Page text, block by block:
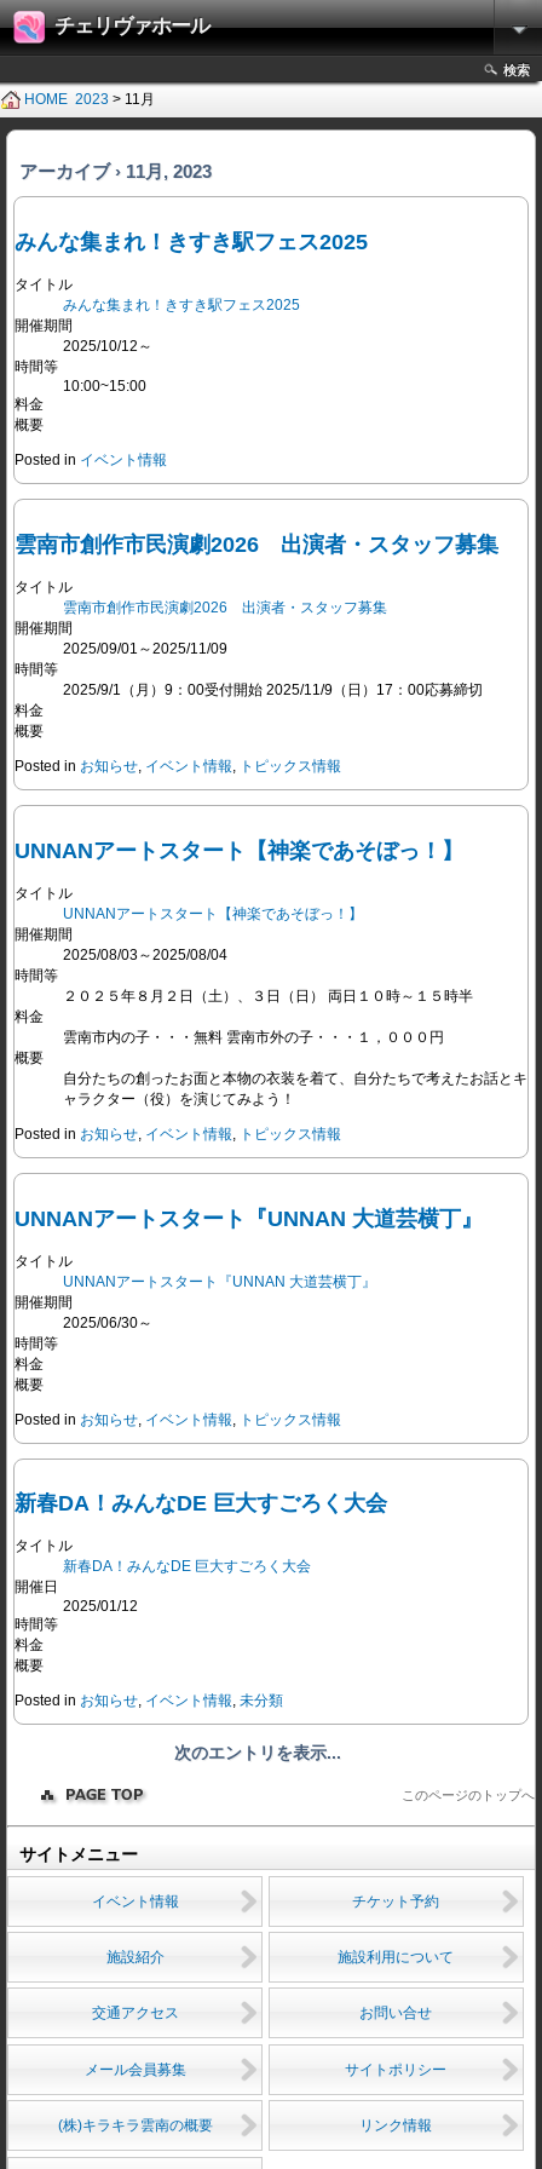
チェリヴァホール
検索
HOME 2023 > 11月
アーカイブ › 11月, 2023
みんな集まれ！きすき駅フェス2025
タイトル
みんな集まれ！きすき駅フェス2025
開催期間
2025/10/12～
時間等
10:00~15:00
料金
概要
Posted in イベント情報
雲南市創作市民演劇2026 出演者・スタッフ募集
タイトル
雲南市創作市民演劇2026 出演者・スタッフ募集
開催期間
2025/09/01～2025/11/09
時間等
2025/9/1（月）9：00受付開始 2025/11/9（日）17：00応募締切
料金
概要
Posted in お知らせ イベント情報 トピックス情報
UNNANアートスタート【神楽であそぼっ！】
タイトル
UNNANアートスタート【神楽であそぼっ！】
開催期間
2025/08/03～2025/08/04
時間等
２０２５年８月２日（土）、３日（日） 両日１０時～１５時半
料金
雲南市内の子・・・無料 雲南市外の子・・・１，０００円
概要
自分たちの創ったお面と本物の衣装を着て、自分たちで考えたお話とキ
ャラクター（役）を演じてみよう！
Posted in お知らせ イベント情報 トピックス情報
UNNANアートスタート『UNNAN 大道芸横丁』
タイトル
UNNANアートスタート『UNNAN 大道芸横丁』
開催期間
2025/06/30～
時間等
料金
概要
Posted in お知らせ イベント情報 トピックス情報
新春DA！みんなDE 巨大すごろく大会
タイトル
新春DA！みんなDE 巨大すごろく大会
開催日
2025/01/12
時間等
料金
概要
Posted in お知らせ, イベント情報, 未分類
次のエントリを表示...
このページのトップへ
サイトメニュー
イベント情報 チケット予約
施設紹介 施設利用について
交通アクセス お問い合せ
メール会員募集 サイトポリシー
(株)キラキラ雲南の概要 リンク情報